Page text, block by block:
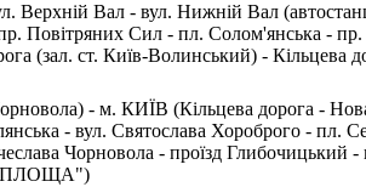
Вал - вул. Нижній Вал
Повітряних Сил - пл. Солом'янська -
(зал. ст. Київ-Волинський) -
- м. КИЇВ (Кільцева дорога - Нова
- вул. Святослава Хороброго - пл.
Чорновола - проїзд Глибочицький
ПЛОЩА")